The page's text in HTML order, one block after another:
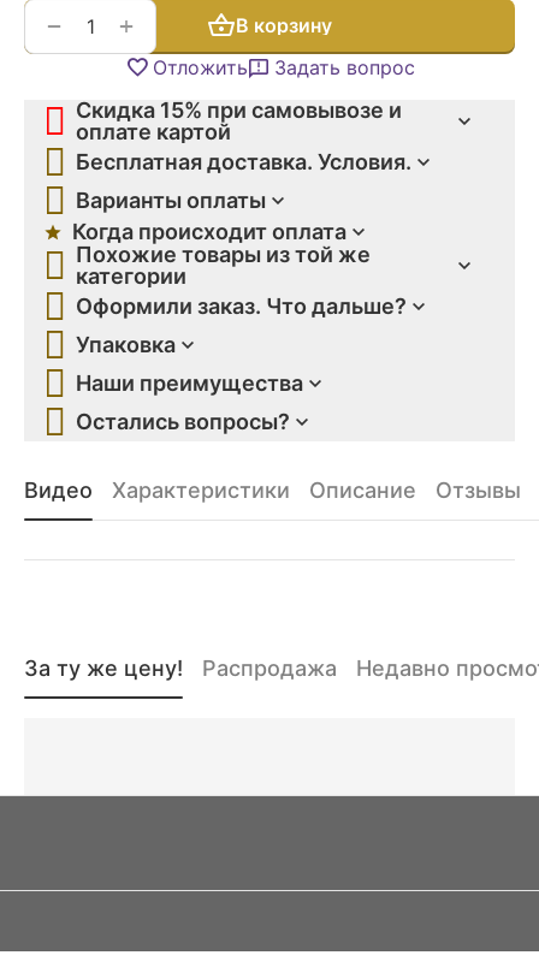
+
−
В корзину
Отложить
Задать вопрос
Скидка 15% при самовывозе и
оплате картой
Бесплатная доставка. Условия.
Варианты оплаты
Когда происходит оплата
Похожие товары из той же
категории
Оформили заказ. Что дальше?
Упаковка
Наши преимущества
Остались вопросы?
Видео Характеристики Описание Отзывы
За ту же цену! Распродажа Недавно